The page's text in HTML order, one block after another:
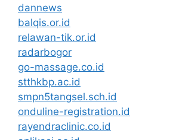
dannews
balqis.or.id
relawan-tik.or.id
radarbogor
go-massage.co.id
stthkbp.ac.id
smpn5tangsel.sch.id
onduline-registration.id
rayendraclinic.co.id